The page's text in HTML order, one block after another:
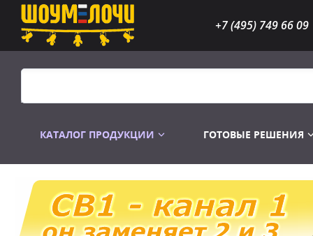
+7 (495) 749 66 09
КАТАЛОГ ПРОДУКЦИИ
Распродажа Лампы
ГОТОВЫЕ РЕШЕНИЯ